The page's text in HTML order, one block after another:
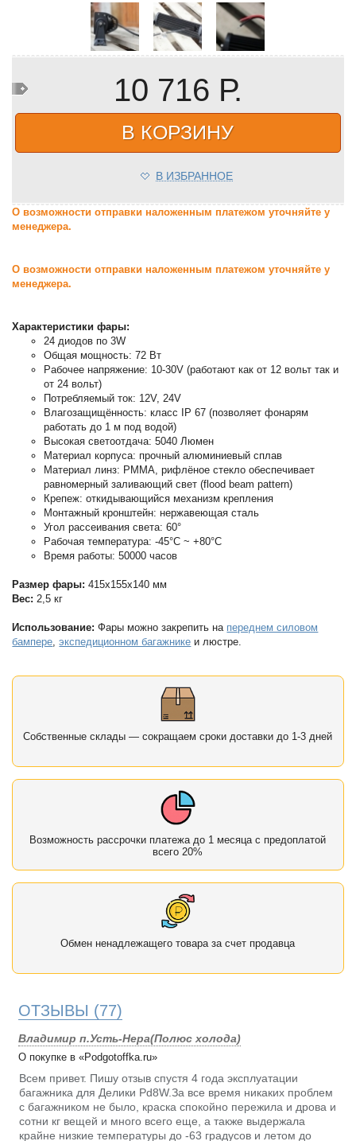
10 716 Р.
В КОРЗИНУ
В ИЗБРАННОЕ
О возможности отправки наложенным платежом уточняйте у
менеджера.
О возможности отправки наложенным платежом уточняйте у
менеджера.
Характеристики фары:
24 диодов по 3W
Общая мощность: 72 Вт
Рабочее напряжение: 10-30V (работают как от 12 вольт так и
от 24 вольт)
Потребляемый ток: 12V, 24V
Влагозащищённость: класс IP 67 (позволяет фонарям
работать до 1 м под водой)
Высокая светоотдача: 5040 Люмен
Материал корпуса: прочный алюминиевый сплав
Материал линз: PMMA, рифлёное стекло обеспечивает
равномерный заливающий свет (flood beam pattern)
Крепеж: откидывающийся механизм крепления
Монтажный кронштейн: нержавеющая сталь
Угол рассеивания света: 60°
Рабочая температура: -45°С ~ +80°С
Время работы: 50000 часов
Размер фары: 415х155х140 мм
Вес: 2,5 кг
Использование: Фары можно закрепить на переднем силовом
бампере,экспедиционном багажнике и люстре.
Собственные склады — сокращаем сроки доставки до 1-3 дней
Возможность рассрочки платежа до 1 месяца с предоплатой
всего 20%
Обмен ненадлежащего товара за счет продавца
ОТЗЫВЫ (77)
Владимир п.Усть-Нера(Полюс холода)
О покупке в «Podgotoffka.ru»
Всем привет. Пишу отзыв спустя 4 года эксплуатации
багажника для Делики Pd8W.За все время никаких проблем
с багажником не было, краска спокойно пережила и дрова и
сотни кг вещей и много всего еще, а также выдержала
крайне низкие температуры до -63 градусов и летом до